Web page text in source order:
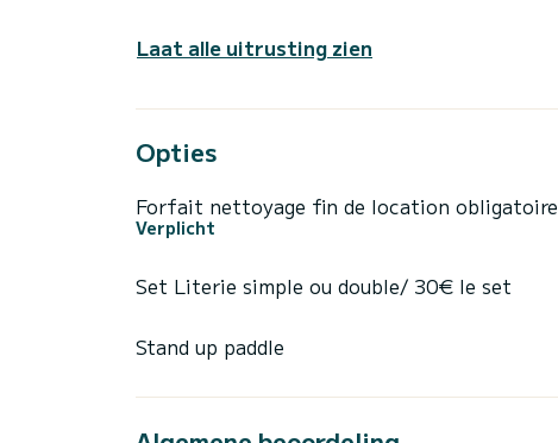
Laat alle uitrusting zien
Opties
Forfait nettoyage fin de location obligatoire
Verplicht
Set Literie simple ou double/ 30€ le set
Stand up paddle